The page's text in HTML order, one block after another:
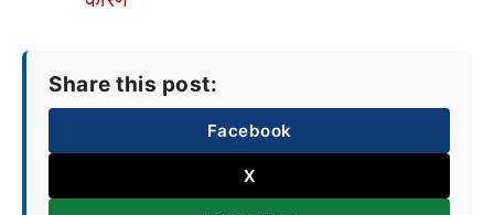
Share this post:
Facebook
X